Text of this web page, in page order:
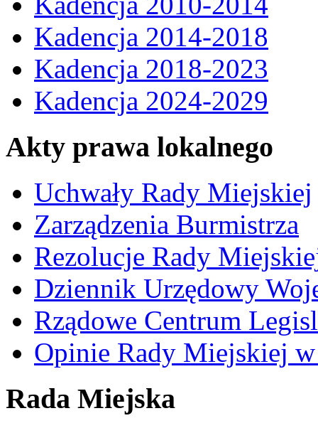
Kadencja 2014-2018
Kadencja 2018-2023
Kadencja 2024-2029
Akty prawa lokalnego
Uchwały Rady Miejskiej
Zarządzenia Burmistrza
Rezolucje Rady
Dziennik Urzędowy
Rządowe Centrum
Opinie Rady Miejskiej w
Rada Miejska